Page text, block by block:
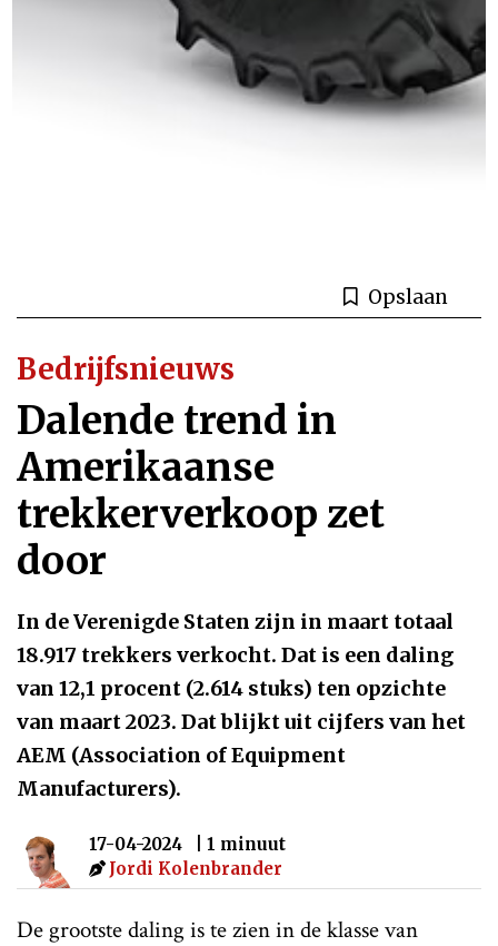
Opslaan
Bedrijfsnieuws
Dalende trend in
Amerikaanse
trekkerverkoop zet
door
In de Verenigde Staten zijn in maart totaal
18.917 trekkers verkocht. Dat is een daling
van 12,1 procent (2.614 stuks) ten opzichte
van maart 2023. Dat blijkt uit cijfers van het
AEM (Association of Equipment
Manufacturers).
17-04-2024
| 1 minuut
Jordi Kolenbrander
De grootste daling is te zien in de klasse van